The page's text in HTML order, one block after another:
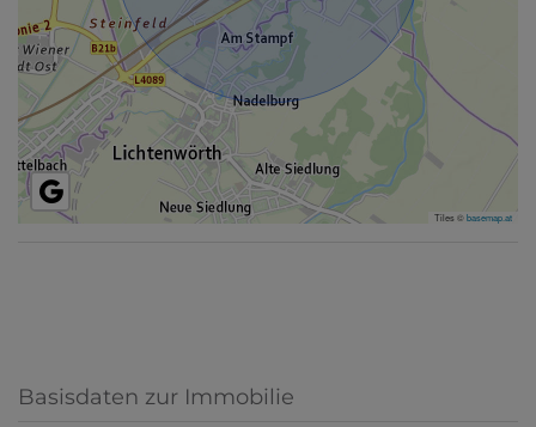
Tiles ©basemap.at
Basisdaten zur Immobilie